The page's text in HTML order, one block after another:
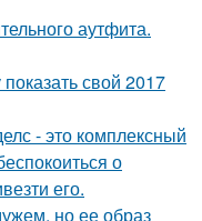
аутфита.
свой 2017
- это комплексный
о
его.
но ее образ